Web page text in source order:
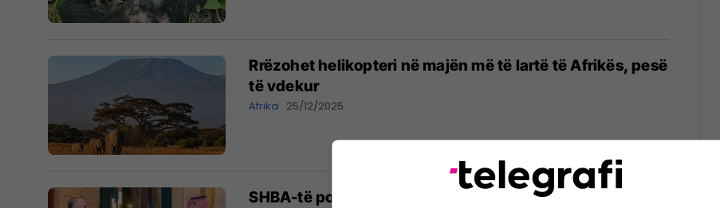
Rrëzohet helikopteri në majën më të lartë të Afrikës, pesë
të vdekur
Afrika 25/12/2025
SHBA-të po punojnë me Arabinë Saudite për t'i dhënë